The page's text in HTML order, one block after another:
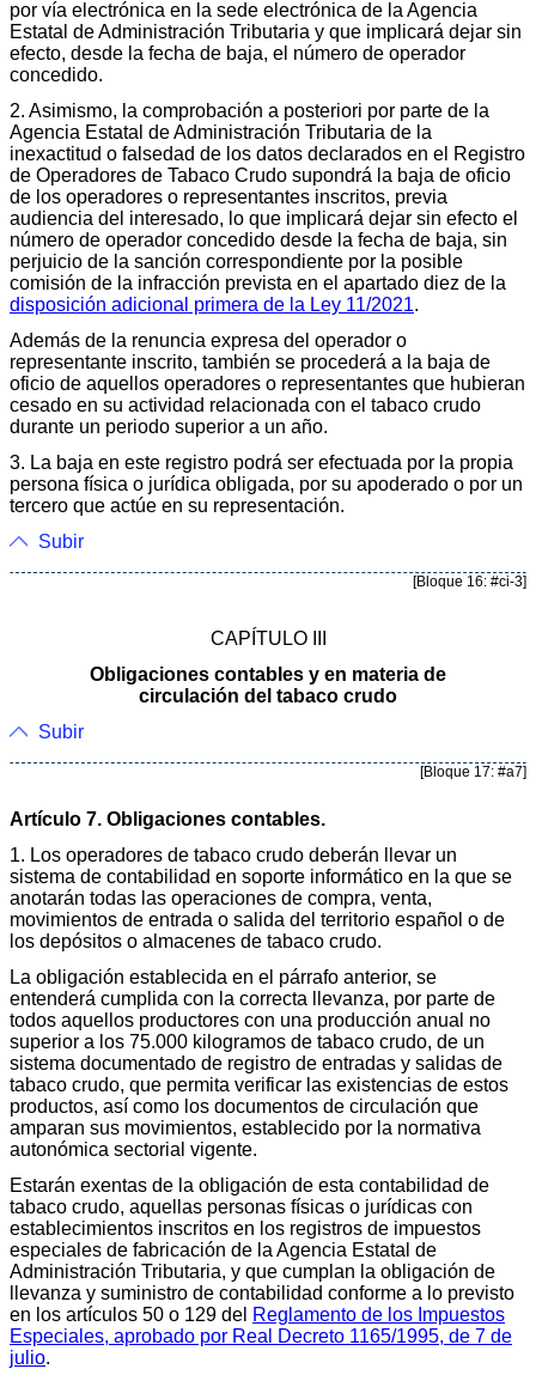
por vía electrónica en la sede electrónica de la Agencia
Estatal de Administración Tributaria y que implicará dejar sin
efecto, desde la fecha de baja, el número de operador
concedido.
2. Asimismo, la comprobación a posteriori por parte de la
Agencia Estatal de Administración Tributaria de la
inexactitud o falsedad de los datos declarados en el Registro
de Operadores de Tabaco Crudo supondrá la baja de oficio
de los operadores o representantes inscritos, previa
audiencia del interesado, lo que implicará dejar sin efecto el
número de operador concedido desde la fecha de baja, sin
perjuicio de la sanción correspondiente por la posible
comisión de la infracción prevista en el apartado diez de la
disposición adicional primera de la Ley 11/2021.
Además de la renuncia expresa del operador o
representante inscrito, también se procederá a la baja de
oficio de aquellos operadores o representantes que hubieran
cesado en su actividad relacionada con el tabaco crudo
durante un periodo superior a un año.
3. La baja en este registro podrá ser efectuada por la propia
persona física o jurídica obligada, por su apoderado o por un
tercero que actúe en su representación.
Subir
[Bloque 16: #ci-3]
CAPÍTULO III
Obligaciones contables y en materia de
circulación del tabaco crudo
Subir
[Bloque 17: #a7]
Artículo 7. Obligaciones contables.
1. Los operadores de tabaco crudo deberán llevar un
sistema de contabilidad en soporte informático en la que se
anotarán todas las operaciones de compra, venta,
movimientos de entrada o salida del territorio español o de
los depósitos o almacenes de tabaco crudo.
La obligación establecida en el párrafo anterior, se
entenderá cumplida con la correcta llevanza, por parte de
todos aquellos productores con una producción anual no
superior a los 75.000 kilogramos de tabaco crudo, de un
sistema documentado de registro de entradas y salidas de
tabaco crudo, que permita verificar las existencias de estos
productos, así como los documentos de circulación que
amparan sus movimientos, establecido por la normativa
autonómica sectorial vigente.
Estarán exentas de la obligación de esta contabilidad de
tabaco crudo, aquellas personas físicas o jurídicas con
establecimientos inscritos en los registros de impuestos
especiales de fabricación de la Agencia Estatal de
Administración Tributaria, y que cumplan la obligación de
llevanza y suministro de contabilidad conforme a lo previsto
en los artículos 50 o 129 del Reglamento de los Impuestos
Especiales, aprobado por Real Decreto 1165/1995, de 7 de
julio.